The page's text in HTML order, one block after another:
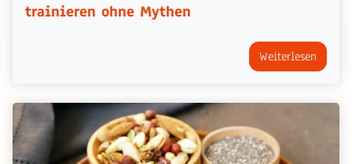
trainieren ohne Mythen
Weiterlesen